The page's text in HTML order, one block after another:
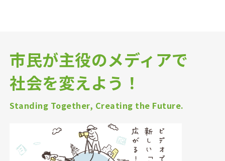
市民が主役のメディアで
社会を変えよう！
Standing Together, Creating the Future.